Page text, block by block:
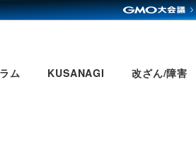
ム KUSANAGI 改ざん/障害